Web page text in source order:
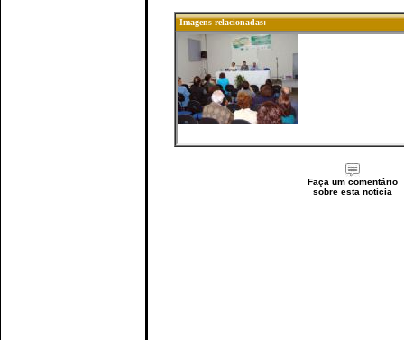
Imagens relacionadas:
Faça um comentário
sobre esta notícia